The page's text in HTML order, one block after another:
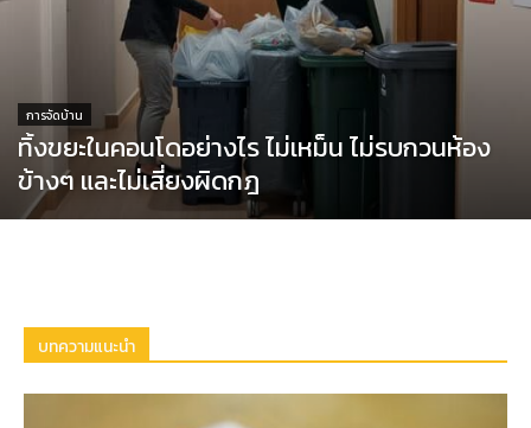
การจัดบ้าน
ทิ้งขยะในคอนโดอย่างไร ไม่เหม็น ไม่รบกวนห้อง
ข้างๆ และไม่เสี่ยงผิดกฎ
บทความแนะนำ